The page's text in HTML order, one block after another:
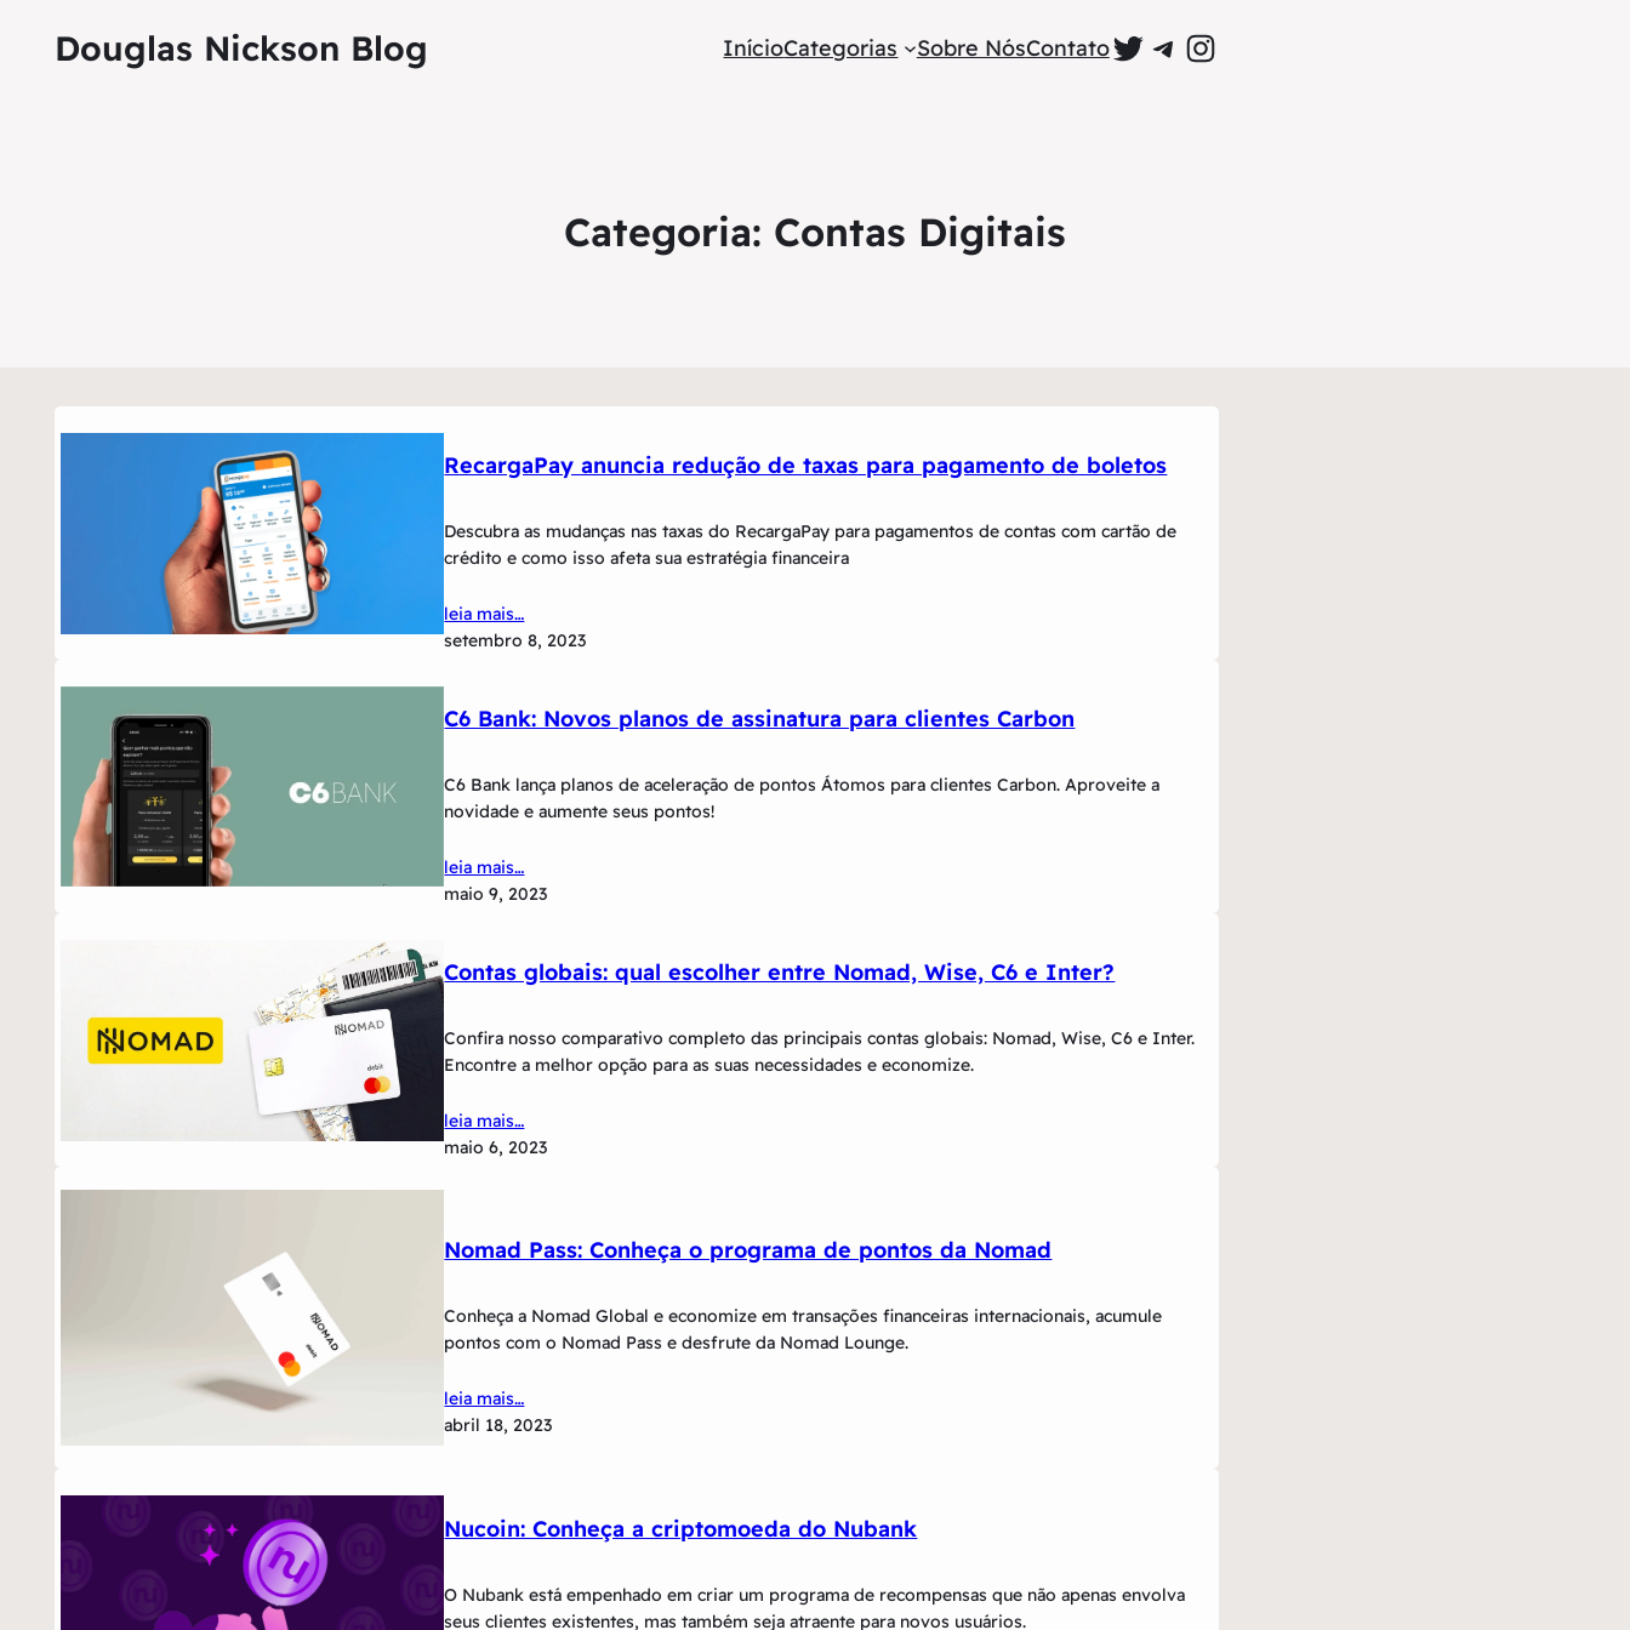
Douglas Nickson Blog InícioCategorias Sobre NósContatoPerfil Oficial no Twitter
Grupo Oficial no Telegram
Perfil Oficial no Instagram
Categoria: Contas Digitais
RecargaPay anuncia redução de taxas para pagamento de boletos
Descubra as mudanças nas taxas do RecargaPay para pagamentos de contas com cartão de
crédito e como isso afeta sua estratégia financeira
leia mais…
setembro 8, 2023
C6 Bank: Novos planos de assinatura para clientes Carbon
C6 Bank lança planos de aceleração de pontos Átomos para clientes Carbon. Aproveite a
novidade e aumente seus pontos!
leia mais…
maio 9, 2023
Contas globais: qual escolher entre Nomad, Wise, C6 e Inter?
Confira nosso comparativo completo das principais contas globais: Nomad, Wise, C6 e Inter.
Encontre a melhor opção para as suas necessidades e economize.
leia mais…
maio 6, 2023
Nomad Pass: Conheça o programa de pontos da Nomad
Conheça a Nomad Global e economize em transações financeiras internacionais, acumule
pontos com o Nomad Pass e desfrute da Nomad Lounge.
leia mais…
abril 18, 2023
Nucoin: Conheça a criptomoeda do Nubank
O Nubank está empenhado em criar um programa de recompensas que não apenas envolva
seus clientes existentes, mas também seja atraente para novos usuários.